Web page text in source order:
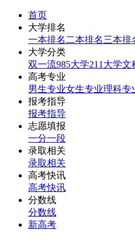
首页
大学排名
一本排名 二本排名三本排
大学分类
双一流985大学211大学文
高考专业
男生专业女生专业理科专
报考指导
报考指导
志愿填报
一分一段
录取相关
录取相关
高考快讯
高考快讯
分数线
分数线
新高考